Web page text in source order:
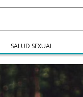
SALUD SEXUAL